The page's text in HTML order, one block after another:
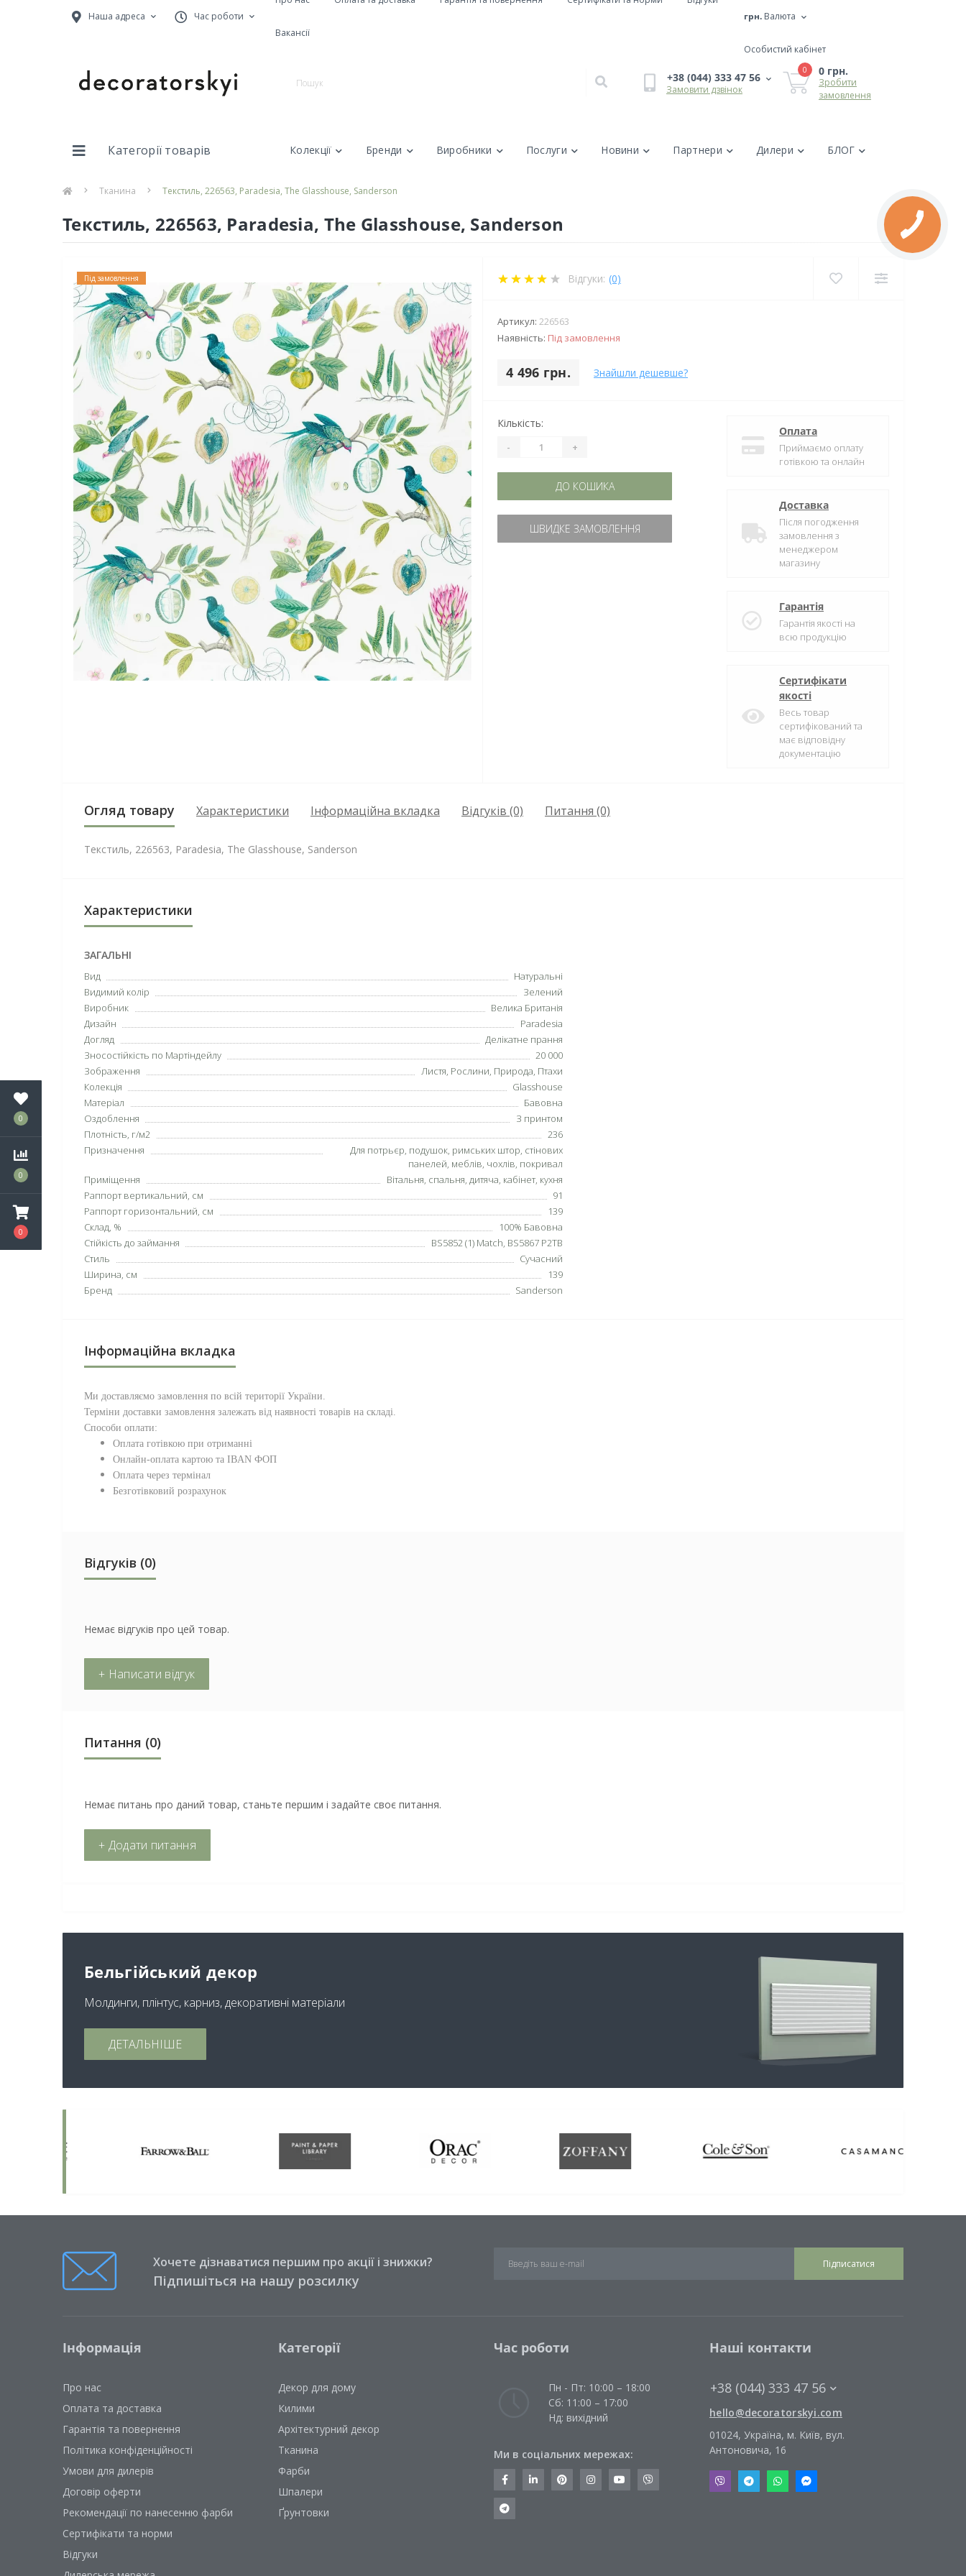
0
0
0
Наша адреса Час роботи
Вакансії
грн. Валюта
Особистий кабінет
+38 (044) 333 47 56
Замовити дзвінок
0 0 грн.
Зробити
замовлення
Категорії товарів Колекції Бренди Виробники Послуги Новини Партнери Дилери БЛОГ
Тканина Текстиль, 226563, Paradesia, The Glasshouse, Sanderson
Текстиль, 226563, Paradesia, The Glasshouse, Sanderson
Під замовлення Відгуки: (0)
Артикул: 226563
Наявність: Під замовлення
4 496 грн. Знайшли дешевше?
Кількість:
- +
ДО КОШИКА
ШВИДКЕ ЗАМОВЛЕННЯ
Оплата
Приймаємо оплату
готівкою та онлайн
Доставка
Після погодження
замовлення з
менеджером
магазину
Гарантія
Гарантія якості на
всю продукцію
Сертифікати
якості
Весь товар
сертифікований та
має відповідну
документацію
Огляд товару Характеристики Інформаційна вкладка Відгуків (0) Питання (0)
Текстиль, 226563, Paradesia, The Glasshouse, Sanderson
Характеристики
ЗАГАЛЬНІ
Вид
Натуральні
Видимий колір
Зелений
Виробник
Велика Британія
Дизайн
Paradesia
Догляд
Делікатне прання
Зносостійкість по Мартіндейлу
20 000
Зображення
Листя, Рослини, Природа, Птахи
Колекція
Glasshouse
Матеріал
Бавовна
Оздоблення
З принтом
Плотність, г/м2
236
Призначення
Для потрьєр, подушок, римських штор, стінових
панелей, меблів, чохлів, покривал
Приміщення
Вітальня, спальня, дитяча, кабінет, кухня
Раппорт вертикальний, см
91
Раппорт горизонтальний, см
139
Склад, %
100% Бавовна
Стійкість до займання
BS5852 (1) Match, BS5867 P2TB
Стиль
Сучасний
Ширина, см
139
Бренд
Sanderson
Інформаційна вкладка
Ми доставляємо замовлення по всій території України.
Терміни доставки замовлення залежать від наявності товарів на складі.
Способи оплати:
Оплата готівкою при отриманні
Онлайн-оплата картою та IBAN ФОП
Оплата через термінал
Безготівковий розрахунок
Відгуків (0)
Немає відгуків про цей товар.
+ Написати відгук
Питання (0)
Немає питань про даний товар, станьте першим і задайте своє питання.
+ Додати питання
Бельгійський декор
Молдинги, плінтус, карниз, декоративні матеріали
ДЕТАЛЬНІШЕ
Хочете дізнаватися першим про акції і знижки?
Підпишіться на нашу розсилку
Підписатися
Інформація
Про нас
Оплата та доставка
Гарантія та повернення
Політика конфіденційності
Умови для дилерів
Договір оферти
Рекомендації по нанесенню фарби
Сертифікати та норми
Відгуки
Категорії
Декор для дому
Килими
Архітектурний декор
Тканина
Фарби
Шпалери
Ґрунтовки
Час роботи
Пн - Пт: 10:00 – 18:00
Сб: 11:00 – 17:00
Нд: вихідний
Ми в соціальних мережах:
Наші контакти
+38 (044) 333 47 56
hello@decoratorskyi.com
01024, Україна, м. Київ, вул.
Антоновича, 16